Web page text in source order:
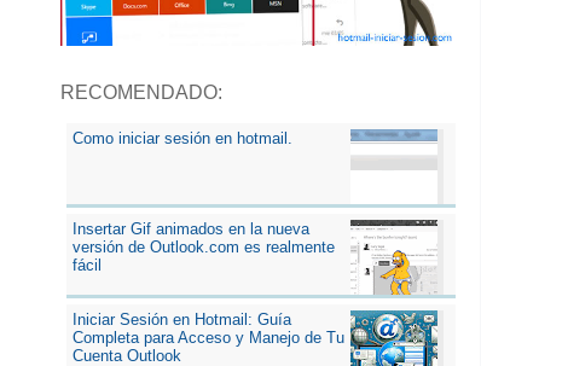
RECOMENDADO:
Como iniciar sesión en hotmail.
Insertar Gif animados en la nueva
versión de Outlook.com es realmente
fácil
Iniciar Sesión en Hotmail: Guía
Completa para Acceso y Manejo de Tu
Cuenta Outlook